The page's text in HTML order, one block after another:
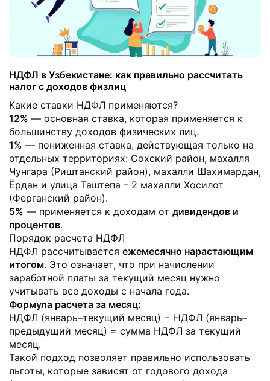
НДФЛ в Узбекистане: как правильно рассчитать
налог с доходов физлиц
Какие ставки НДФЛ применяются?
12% — основная ставка, которая применяется к
большинству доходов физических лиц.
1% — пониженная ставка, действующая только на
отдельных территориях: Сохский район, махалля
Чунгара (Риштанский район), махалли Шахимардан,
Ёрдан и улица Таштепа – 2 махалли Хосилот
(Ферганский район).
5% — применяется к доходам от дивидендов и
процентов.
Порядок расчета НДФЛ
НДФЛ рассчитывается ежемесячно нарастающим
итогом. Это означает, что при начислении
заработной платы за текущий месяц нужно
учитывать все доходы с начала года.
Формула расчета за месяц:
НДФЛ (январь–текущий месяц) − НДФЛ (январь–
предыдущий месяц) = сумма НДФЛ за текущий
месяц.
Такой подход позволяет правильно использовать
льготы, которые зависят от годового дохода